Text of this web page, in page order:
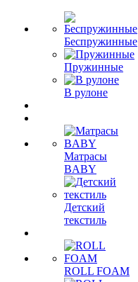
Беспружинные
Пружинные
В рулоне
Матрасы
BABY
Детский
текстиль
ROLL FOAM